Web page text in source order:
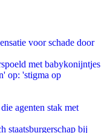
voor schade door
met babykonijntjes
op: 'stigma op
agenten stak met
staatsburgerschap bij